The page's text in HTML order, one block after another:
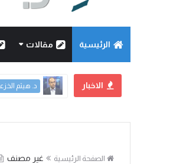
الرئيسية مقالات
الاخبار علي الحسني
الصفحة الرئيسية غير مصنف